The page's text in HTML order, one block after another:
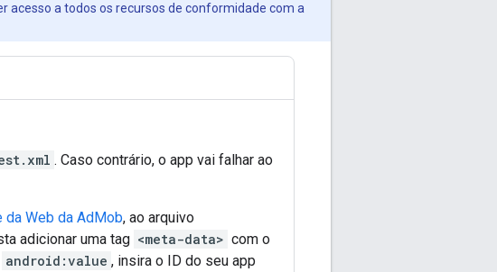
acesso a todos os recursos de conformidade com a
. Caso contrário, o app vai falhar ao
Web da AdMob, ao arquivo
adicionar uma tag <meta-data> com o
android:value , insira o ID do seu app